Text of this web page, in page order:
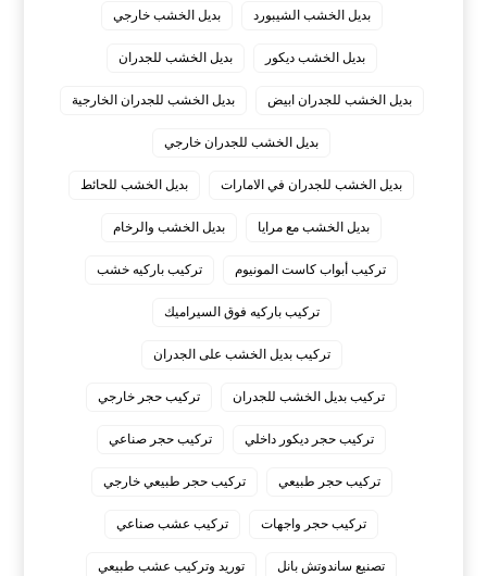
بديل الخشب الشيبورد بديل الخشب خارجي
بديل الخشب ديكور بديل الخشب للجدران
بديل الخشب للجدران ابيض بديل الخشب للجدران الخارجية
بديل الخشب للجدران خارجي
بديل الخشب للجدران في الامارات بديل الخشب للحائط
بديل الخشب مع مرايا بديل الخشب والرخام
تركيب أبواب كاست المونيوم تركيب باركيه خشب
تركيب باركيه فوق السيراميك
تركيب بديل الخشب على الجدران
تركيب بديل الخشب للجدران تركيب حجر خارجي
تركيب حجر ديكور داخلي تركيب حجر صناعي
تركيب حجر طبيعي تركيب حجر طبيعي خارجي
تركيب حجر واجهات تركيب عشب صناعي
تصنيع ساندوتش بانل توريد وتركيب عشب طبيعي